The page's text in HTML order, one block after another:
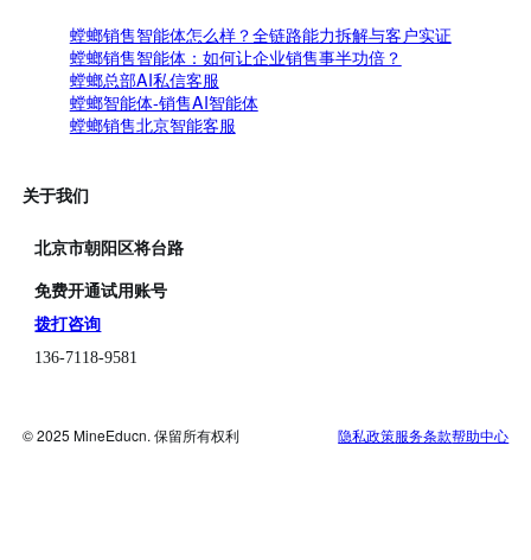
螳螂销售智能体怎么样？全链路能力拆解与客户实证
螳螂销售智能体：如何让企业销售事半功倍？
螳螂总部AI私信客服
螳螂智能体-销售AI智能体
螳螂销售北京智能客服
关于我们
北京市朝阳区将台路
免费开通试用账号
拨打咨询
136-7118-9581
© 2025 MineEducn. 保留所有权利 隐私政策服务条款帮助中心